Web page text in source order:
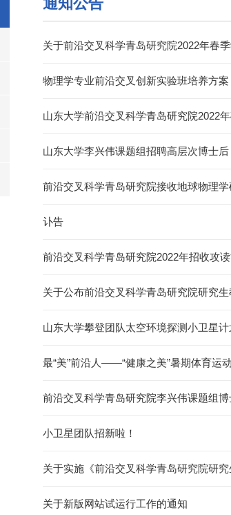
关于前沿交叉科学青岛研究院2022年春
物理学专业前沿交叉创新实验班培养方案
山东大学前沿交叉科学青岛研究院2022
山东大学李兴伟课题组招聘高层次博士后
前沿交叉科学青岛研究院接收地球物理
讣告
前沿交叉科学青岛研究院2022年招收攻
关于公布前沿交叉科学青岛研究院研究
山东大学攀登团队太空环境探测小卫星
最“美”前沿人——“健康之美”暑期体育运
前沿交叉科学青岛研究院李兴伟课题组
小卫星团队招新啦！
关于实施《前沿交叉科学青岛研究院研
关于新版网站试运行工作的通知